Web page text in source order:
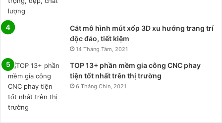
Cắt mô hình mút xốp 3D xu hướng trang trí
độc đáo, tiết kiệm
14 Tháng Tám, 2021
TOP 13+ phần mềm gia công CNC phay
tiện tốt nhất trên thị trường
6 Tháng Chín, 2021